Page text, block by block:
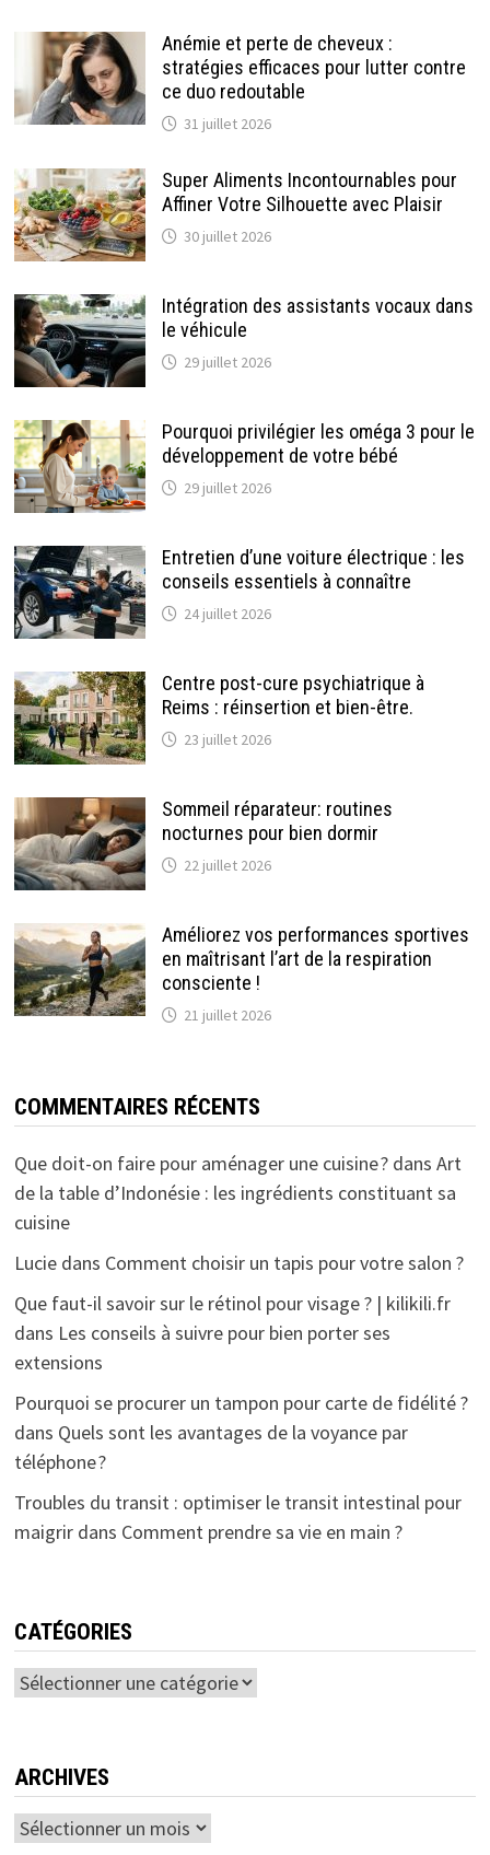
Anémie et perte de cheveux :
stratégies efficaces pour lutter contre
ce duo redoutable
31 juillet 2026
Super Aliments Incontournables pour
Affiner Votre Silhouette avec Plaisir
30 juillet 2026
Intégration des assistants vocaux dans
le véhicule
29 juillet 2026
Pourquoi privilégier les oméga 3 pour le
développement de votre bébé
29 juillet 2026
Entretien d’une voiture électrique : les
conseils essentiels à connaître
24 juillet 2026
Centre post-cure psychiatrique à
Reims : réinsertion et bien-être.
23 juillet 2026
Sommeil réparateur: routines
nocturnes pour bien dormir
22 juillet 2026
Améliorez vos performances sportives
en maîtrisant l’art de la respiration
consciente !
21 juillet 2026
COMMENTAIRES RÉCENTS
Que doit-on faire pour aménager une cuisine ?dans Art
de la table d’Indonésie : les ingrédients constituant sa
cuisine
Luciedans Comment choisir un tapis pour votre salon ?
Que faut-il savoir sur le rétinol pour visage ? | kilikili.fr
dans Les conseils à suivre pour bien porter ses
extensions
Pourquoi se procurer un tampon pour carte de fidélité ?
dans Quels sont les avantages de la voyance par
téléphone ?
Troubles du transit : optimiser le transit intestinal pour
maigrirdans Comment prendre sa vie en main ?
CATÉGORIES
Catégories
ARCHIVES
Archives